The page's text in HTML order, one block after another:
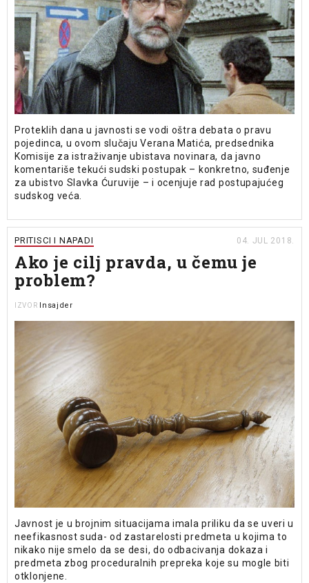
Proteklih dana u javnosti se vodi oštra debata o pravu
pojedinca, u ovom slučaju Verana Matića, predsednika
Komisije za istraživanje ubistava novinara, da javno
komentariše tekući sudski postupak – konkretno, suđenje
za ubistvo Slavka Ćuruvije – i ocenjuje rad postupajućeg
sudskog veća.
PRITISCI I NAPADI 04. JUL 2018.
Ako je cilj pravda, u čemu je
problem?
IZVOR Insajder
Javnost je u brojnim situacijama imala priliku da se uveri u
neefikasnost suda- od zastarelosti predmeta u kojima to
nikako nije smelo da se desi, do odbacivanja dokaza i
predmeta zbog proceduralnih prepreka koje su mogle biti
otklonjene.